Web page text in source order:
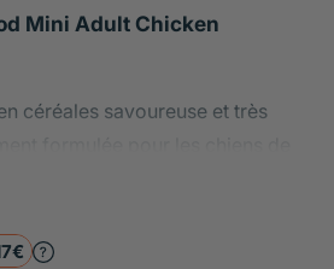
Mini Adult Chicken
céréales savoureuse et très
avec des croquettes rondes
: 30% de protéines brutes